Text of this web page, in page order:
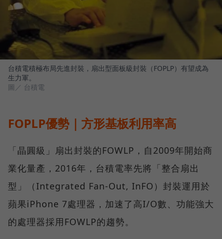
台積電積極布局先進封裝，扇出型面板級封裝（FOPLP）有望成為
生力軍。
圖／ 台積電
FOPLP優勢｜方形基板利用率高
「晶圓級」扇出封裝的FOWLP，自2009年開始商
業化量產，2016年，台積電率先將「整合扇出
型」（Integrated Fan-Out, InFO）封裝運用於
蘋果iPhone 7處理器，加速了高I/O數、功能強大
的處理器採用FOWLP的趨勢。